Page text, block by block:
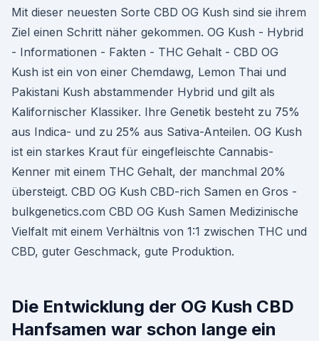
Mit dieser neuesten Sorte CBD OG Kush sind sie ihrem
Ziel einen Schritt näher gekommen. OG Kush - Hybrid
- Informationen - Fakten - THC Gehalt - CBD OG
Kush ist ein von einer Chemdawg, Lemon Thai und
Pakistani Kush abstammender Hybrid und gilt als
Kalifornischer Klassiker. Ihre Genetik besteht zu 75%
aus Indica- und zu 25% aus Sativa-Anteilen. OG Kush
ist ein starkes Kraut für eingefleischte Cannabis-
Kenner mit einem THC Gehalt, der manchmal 20%
übersteigt. CBD OG Kush CBD-rich Samen en Gros -
bulkgenetics.com CBD OG Kush Samen Medizinische
Vielfalt mit einem Verhältnis von 1:1 zwischen THC und
CBD, guter Geschmack, gute Produktion.
Die Entwicklung der OG Kush CBD
Hanfsamen war schon lange ein